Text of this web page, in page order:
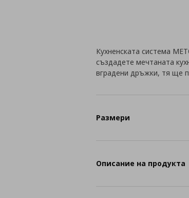
Кухненската система
създадете мечтаната
вградени дръжки, тя ще
Размери
Описание на продукта